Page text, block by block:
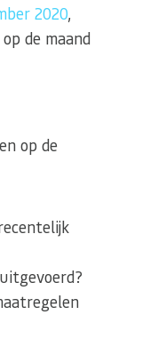
2020,
de maand
op de